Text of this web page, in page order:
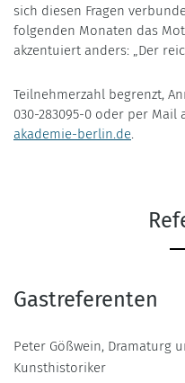
sich diesen Fragen
folgenden Monaten das
akzentuiert anders: „Der
Teilnehmerzahl begrenzt,
030-283095-0 oder per Mail
akademie-berlin.de.
Gastreferenten
Peter Gößwein, Dramaturg
Kunsthistoriker